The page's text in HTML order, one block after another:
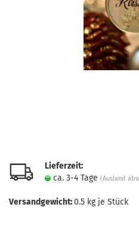
Lieferzeit:
ca. 3-4 Tage (Ausland
Versandgewicht:0.5 kg je Stück